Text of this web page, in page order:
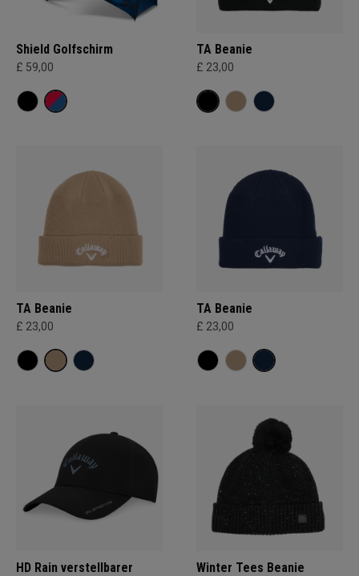
Shield Golfschirm
£ 59,00
TA Beanie
£ 23,00
TA Beanie
£ 23,00
TA Beanie
£ 23,00
HD Rain verstellbarer
Winter Tees Beanie